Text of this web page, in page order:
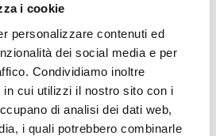
i cookie
personalizzare contenuti ed
dei social media e per
Condividiamo inoltre
in cui utilizzi il nostro sito con i
di analisi dei dati web,
i quali potrebbero combinarle
human rights interact
to new global and